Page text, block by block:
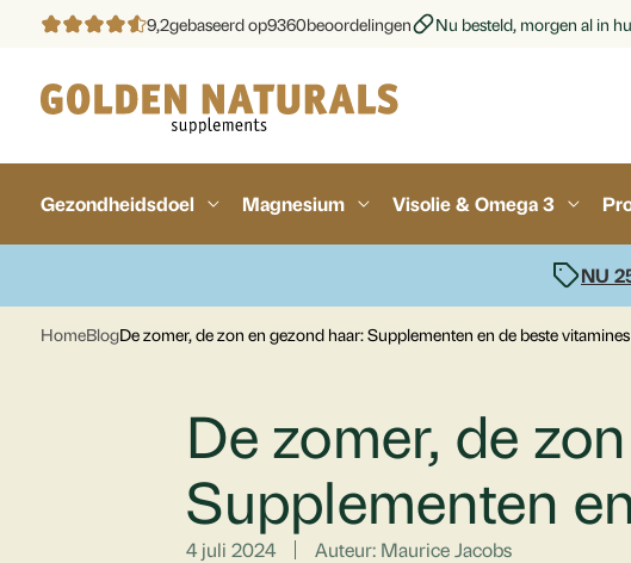
9,2gebaseerd op9360beoordelingen Nu besteld, morgen al in
Gezondheidsdoel Magnesium Visolie & Omega 3
NU
HomeBlogDe zomer, de zon en gezond haar: Supplementen en de beste
De zomer, de
Supplementen
4 juli 2024 Auteur: Maurice Jacobs